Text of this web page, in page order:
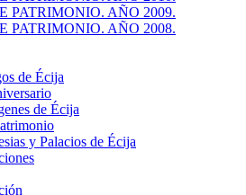
PATRIMONIO. AÑO 2009.
PATRIMONIO. AÑO 2008.
de Écija
de Écija
y Palacios de Écija